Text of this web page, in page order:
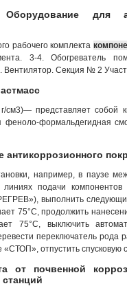
для
рабочего комплекта
3-4. Обогреватель
Вентилятор. Секция № 2
см3)— представляет собой
феноло-формальдегидная
антикоррозионного
например, в паузе
подачи компонентов
выполнить
75°С, продолжить
75°С, выключить
переключатель рода
отпустить спусковую
почвенной